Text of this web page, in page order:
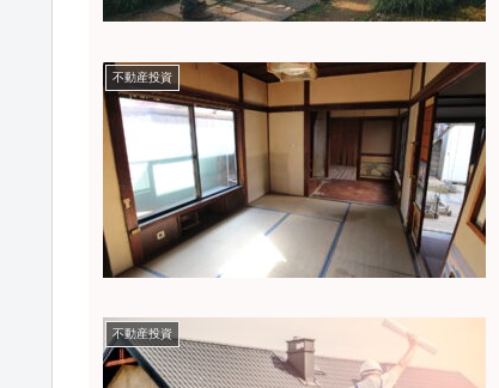
不動産投資
不動産投資